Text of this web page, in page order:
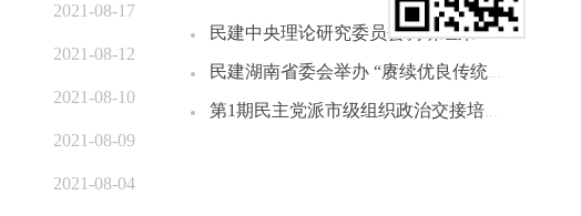
2021-08-17
2021-08-12
2021-08-10
2021-08-09
2021-08-04
民建中央理论研究委员会调研组来湘开展理论研究课题调研
民建湖南省委会举办 “赓续优良传统 践行为民情怀”会史宣讲会
第1期民主党派市级组织政治交接培训班民建学员赴民建省委会机关座谈